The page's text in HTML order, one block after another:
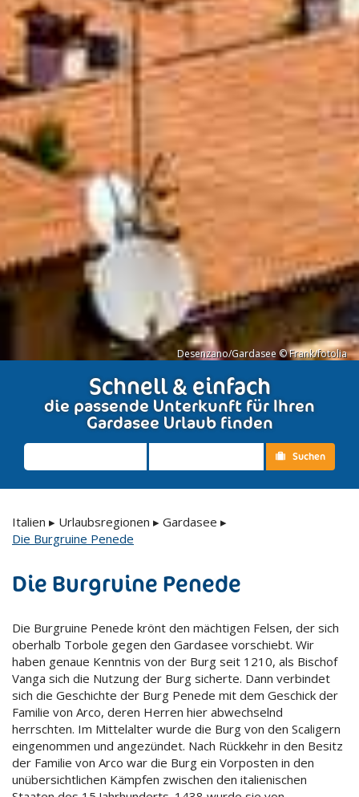
Desenzano/Gardasee © Frank/fotolia
Schnell & einfach
die passende Unterkunft für Ihren
Gardasee Urlaub finden
Suchen
Italien ▸ Urlaubsregionen ▸ Gardasee ▸
Die Burgruine Penede
Die Burgruine Penede
Die Burgruine Penede krönt den mächtigen Felsen, der sich
oberhalb Torbole gegen den Gardasee vorschiebt. Wir
haben genaue Kenntnis von der Burg seit 1210, als Bischof
Vanga sich die Nutzung der Burg sicherte. Dann verbindet
sich die Geschichte der Burg Penede mit dem Geschick der
Familie von Arco, deren Herren hier abwechselnd
herrschten. Im Mittelalter wurde die Burg von den Scaligern
eingenommen und angezündet. Nach Rückkehr in den Besitz
der Familie von Arco war die Burg ein Vorposten in den
unübersichtlichen Kämpfen zwischen den italienischen